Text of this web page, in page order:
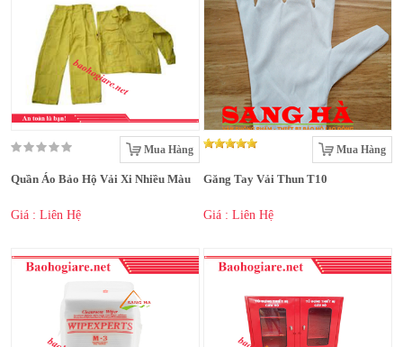
Mua Hàng
Quần Áo Bảo Hộ Vải Xi Nhiều Màu
Giá : Liên Hệ
Mua Hàng
Găng Tay Vải Thun T10
Giá : Liên Hệ